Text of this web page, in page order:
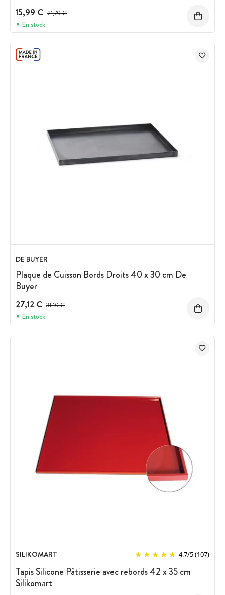
15,99 € Prix avant réduction :
21,79 €
En stock
DE BUYER
Plaque de Cuisson Bords Droits 40 x 30 cm De
Buyer
27,12 € Prix avant réduction :
31,10 €
En stock
SILIKOMART 4.7/5(107)
Tapis Silicone Pâtisserie avec rebords 42 x 35 cm
Silikomart